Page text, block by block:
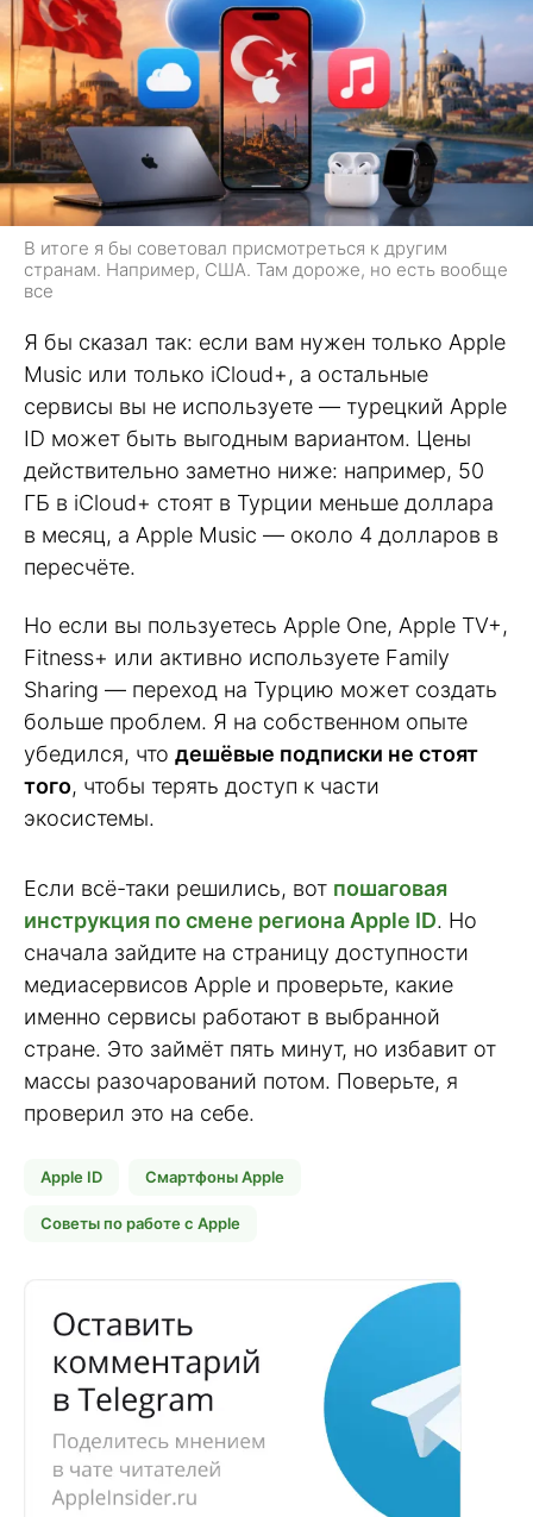
В итоге я бы советовал присмотреться к другим
странам. Например, США. Там дороже, но есть вообще
все
Я бы сказал так: если вам нужен только Apple
Music или только iCloud+, а остальные
сервисы вы не используете — турецкий Apple
ID может быть выгодным вариантом. Цены
действительно заметно ниже: например, 50
ГБ в iCloud+ стоят в Турции меньше доллара
в месяц, а Apple Music — около 4 долларов в
пересчёте.
Но если вы пользуетесь Apple One, Apple TV+,
Fitness+ или активно используете Family
Sharing — переход на Турцию может создать
больше проблем. Я на собственном опыте
убедился, что дешёвые подписки не стоят
того, чтобы терять доступ к части
экосистемы.
Если всё-таки решились, вот пошаговая
инструкция по смене региона Apple ID. Но
сначала зайдите на страницу доступности
медиасервисов Apple и проверьте, какие
именно сервисы работают в выбранной
стране. Это займёт пять минут, но избавит от
массы разочарований потом. Поверьте, я
проверил это на себе.
Apple ID Смартфоны Apple
Советы по работе с Apple